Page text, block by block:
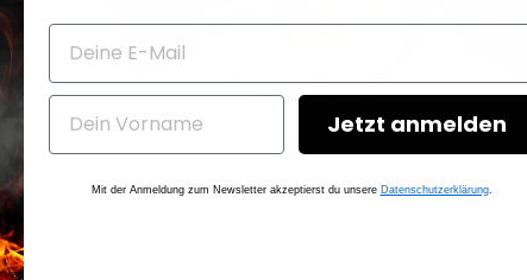
Jetzt anmelden
Mit der Anmeldung zum Newsletter akzeptierst du unsere Datenschutzerklärung.